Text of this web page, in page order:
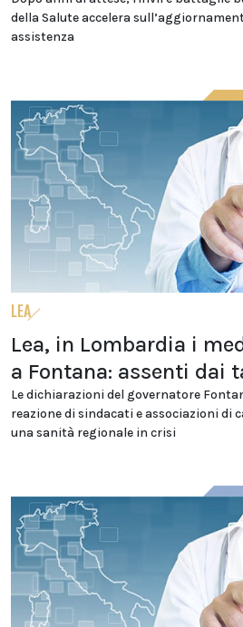
della Salute accelera
assistenza
LEA
Lea, in Lombardia i
a Fontana: assenti dai
Le dichiarazioni del governatore
reazione di sindacati e associazioni di
una sanità regionale in crisi